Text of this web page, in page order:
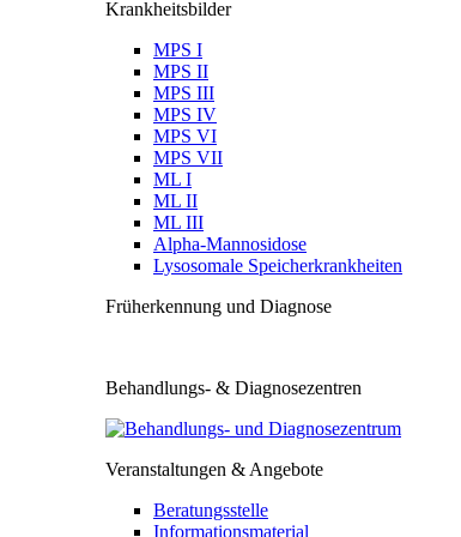
Krankheitsbilder
MPS I
MPS II
MPS III
MPS IV
MPS VI
MPS VII
ML I
ML II
ML III
Alpha-Mannosidose
Lysosomale Speicherkrankheiten
Früherkennung und Diagnose
Behandlungs- & Diagnosezentren
Veranstaltungen & Angebote
Beratungsstelle
Informationsmaterial